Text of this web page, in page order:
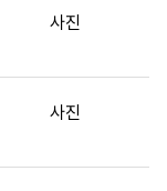
사진
사진